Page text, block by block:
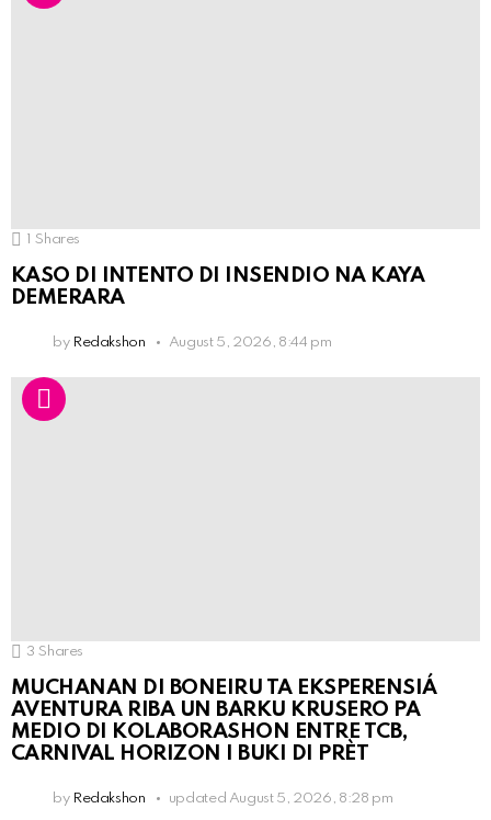
1 Shares
KASO DI INTENTO DI INSENDIO NA KAYA
DEMERARA
by Redakshon August 5, 2026, 8:44 pm
3 Shares
MUCHANAN DI BONEIRU TA EKSPERENSIÁ
AVENTURA RIBA UN BARKU KRUSERO PA
MEDIO DI KOLABORASHON ENTRE TCB,
CARNIVAL HORIZON I BUKI DI PRÈT
by Redakshon updated August 5, 2026, 8:28 pm